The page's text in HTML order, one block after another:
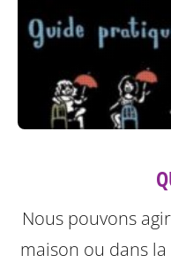
Nous pouvons
maison ou dans